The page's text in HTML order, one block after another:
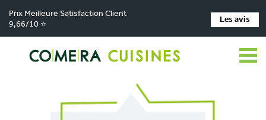
Prix Meilleure Satisfaction Client
9,66/10 ⭐
Les avis